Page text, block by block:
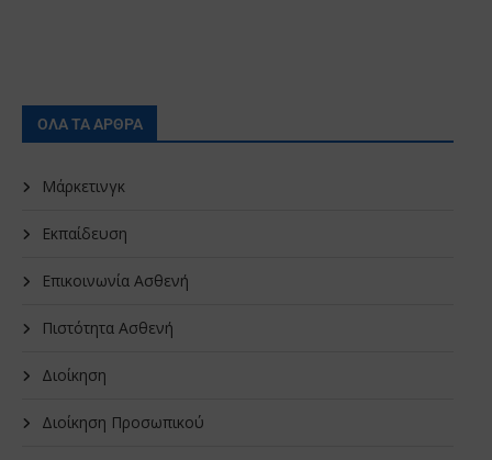
ΟΛΑ ΤΑ ΑΡΘΡΑ
Μάρκετινγκ
Εκπαίδευση
Επικοινωνία Ασθενή
Πιστότητα Ασθενή
Διοίκηση
Διοίκηση Προσωπικού